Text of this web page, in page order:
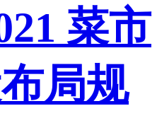
菜市
局规